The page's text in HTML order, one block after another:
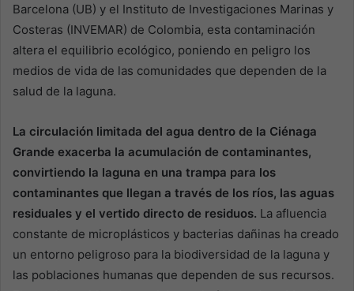
Barcelona (UB) y el Instituto de Investigaciones Marinas y
Costeras (INVEMAR) de Colombia, esta contaminación
altera el equilibrio ecológico, poniendo en peligro los
medios de vida de las comunidades que dependen de la
salud de la laguna.
La circulación limitada del agua dentro de la Ciénaga
Grande exacerba la acumulación de contaminantes,
convirtiendo la laguna en una trampa para los
contaminantes que llegan a través de los ríos, las aguas
residuales y el vertido directo de residuos. La afluencia
constante de microplásticos y bacterias dañinas ha creado
un entorno peligroso para la biodiversidad de la laguna y
las poblaciones humanas que dependen de sus recursos.